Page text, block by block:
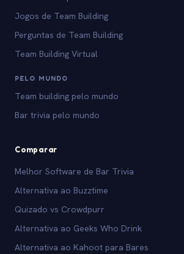
Jogos de Team Building
Perguntas de Team Building
Team Building Virtual
PELO MUNDO
Team building pelo mundo
Bar trivia pelo mundo
Comparar
Melhor Software de Bar Trivia
Alternativa ao Buzztime
Quizado vs Crowdpurr
Alternativa ao Geeks Who Drink
Alternativa ao Kahoot para Bares